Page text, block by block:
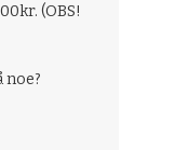
(OBS!
noe?